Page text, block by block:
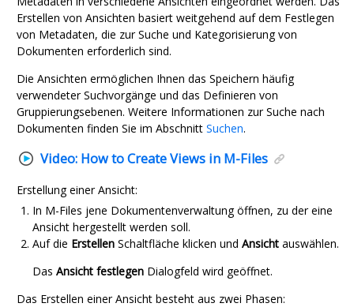
Erstellen von Ansichten basiert weitgehend auf dem Festlegen
von Metadaten, die zur Suche und Kategorisierung von
Dokumenten erforderlich sind.
Die Ansichten ermöglichen Ihnen das Speichern häufig
verwendeter Suchvorgänge und das Definieren von
Gruppierungsebenen. Weitere Informationen zur Suche nach
Dokumenten finden Sie im Abschnitt Suchen.
Video: How to Create Views in M-Files
Erstellung einer Ansicht:
In M-Files jene Dokumentenverwaltung öffnen, zu der eine
Ansicht hergestellt werden soll.
Auf die Erstellen Schaltfläche klicken und Ansicht auswählen.
Das Ansicht festlegen Dialogfeld wird geöffnet.
Das Erstellen einer Ansicht besteht aus zwei Phasen: